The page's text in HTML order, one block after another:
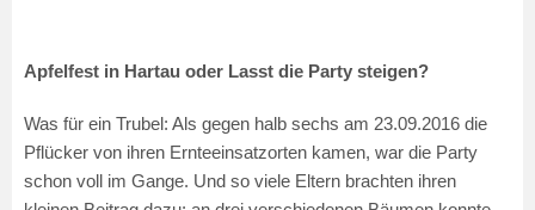
Apfelfest in Hartau oder Lasst die Party steigen?
Was für ein Trubel: Als gegen halb sechs am 23.09.2016 die
Pflücker von ihren Ernteeinsatzorten kamen, war die Party
schon voll im Gange. Und so viele Eltern brachten ihren